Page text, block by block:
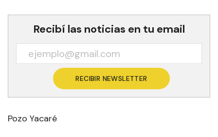
Recibí las noticias en tu email
RECIBIR NEWSLETTER
Pozo Yacaré